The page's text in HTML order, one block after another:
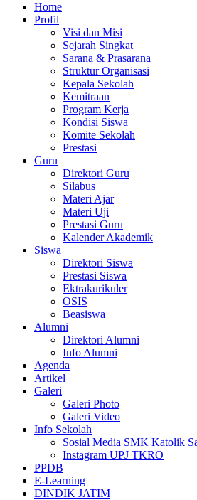
Home
Profil
Visi dan Misi
Sejarah Singkat
Sarana & Prasarana
Struktur Organisasi
Kepala Sekolah
Kemitraan
Program Kerja
Kondisi Siswa
Komite Sekolah
Prestasi
Guru
Direktori Guru
Silabus
Materi Ajar
Materi Uji
Prestasi Guru
Kalender Akademik
Siswa
Direktori Siswa
Prestasi Siswa
Ektrakurikuler
OSIS
Beasiswa
Alumni
Direktori Alumni
Info Alumni
Agenda
Artikel
Galeri
Galeri Photo
Galeri Video
Info Sekolah
Sosial Media SMK Katolik
Instagram UPJ TKRO
PPDB
E-Learning
DINDIK JATIM